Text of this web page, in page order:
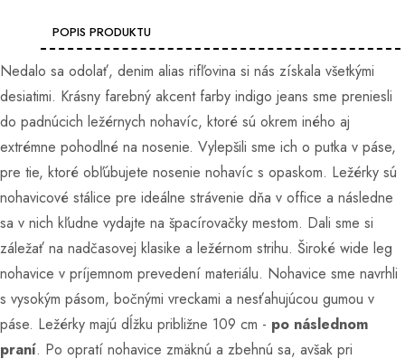
POPIS PRODUKTU
Nedalo sa odolať, denim alias rifľovina si nás získala všetkými
desiatimi. Krásny farebný akcent farby indigo jeans sme preniesli
do padnúcich ležérnych nohavíc, ktoré sú okrem iného aj
extrémne pohodlné na nosenie. Vylepšili sme ich o putka v páse,
pre tie, ktoré obľúbujete nosenie nohavíc s opaskom. Ležérky sú
nohavicové stálice pre ideálne strávenie dňa v office a následne
sa v nich kľudne vydajte na špacírovačky mestom. Dali sme si
záležať na nadčasovej klasike a ležérnom strihu. Široké wide leg
nohavice v príjemnom prevedení materiálu. Nohavice sme navrhli
s vysokým pásom, bočnými vreckami a nesťahujúcou gumou v
páse. Ležérky majú dĺžku približne 109 cm - po následnom
praní. Po opratí nohavice zmäknú a zbehnú sa, avšak pri